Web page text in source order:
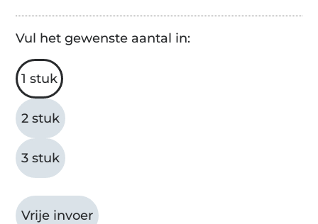
Vul het gewenste aantal in:
1 stuk
2 stuk
3 stuk
Vrije invoer